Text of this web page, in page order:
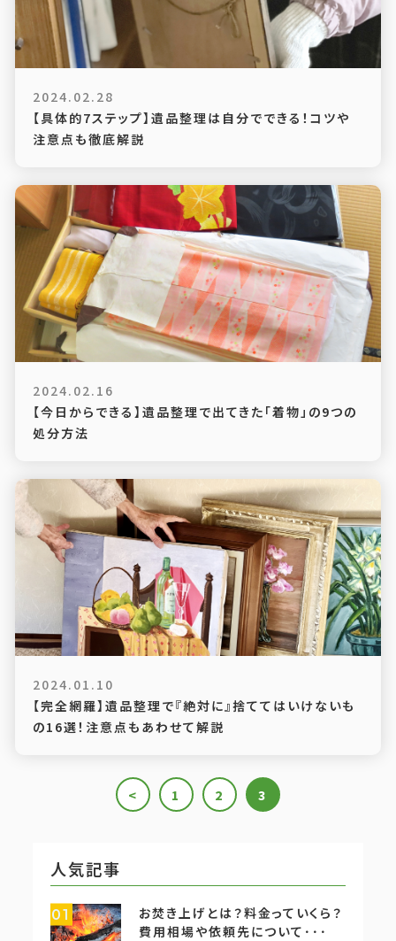
2024.02.28
【具体的7ステップ】遺品整理は自分でできる！コツや
注意点も徹底解説
2024.02.16
【今日からできる】遺品整理で出てきた「着物」の9つの
処分方法
2024.01.10
【完全網羅】遺品整理で『絶対に』捨ててはいけないも
の16選！注意点もあわせて解説
< 1 2 3
人気記事
01
お焚き上げとは？料金っていくら？
費用相場や依頼先について･･･